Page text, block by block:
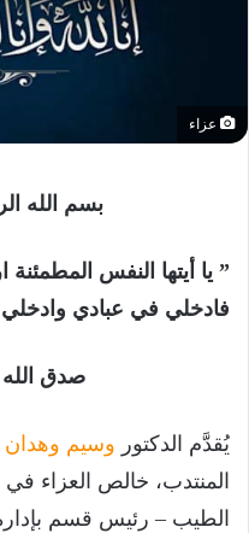
عزاء
بسم الله
” يا أيتها النفس
فادخلي في عبادي
صدق الله
يُقدَّم الدكتور وسيم وهدان
المنتدب، خالص العزاء
الطيب – رئيس قسم